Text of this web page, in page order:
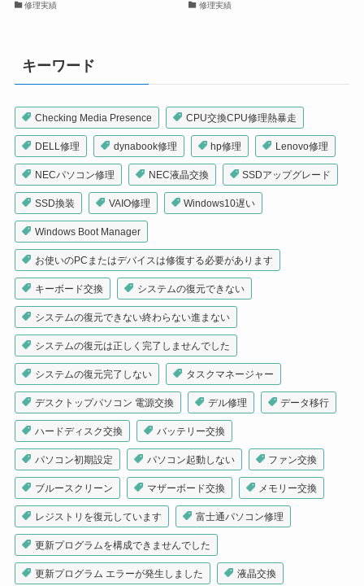
修理実績 修理実績
キーワード
Checking Media Presence CPU交換CPU修理熱暴走
DELL修理 dynabook修理 hp修理 Lenovo修理
NECパソコン修理 NEC液晶交換 SSDアップグレード
SSD換装 VAIO修理 Windows10遅い
Windows Boot Manager
お使いのPCまたはデバイスは修復する必要があります
キーボード交換 システムの復元できない
システムの復元できない終わらない進まない
システムの復元は正しく完了しませんでした
システムの復元完了しない タスクマネージャー
デスクトップパソコン 電源交換 デル修理 データ移行
ハードディスク交換 バッテリー交換
パソコン初期設定 パソコン起動しない ファン交換
ブルースクリーン マザーボード交換 メモリー交換
レジストリを復元しています 富士通パソコン修理
更新プログラムを構成できませんでした
更新プログラム エラーが発生しました 液晶交換